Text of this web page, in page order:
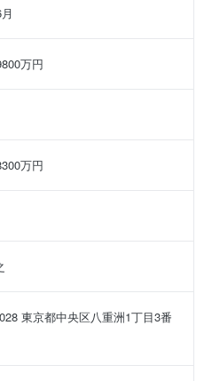
万円
万円
東京都中央区八重洲1丁目3番